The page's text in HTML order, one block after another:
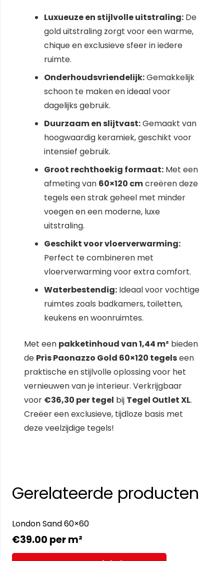
Luxueuze en stijlvolle uitstraling: De
gold uitstraling zorgt voor een warme,
chique en exclusieve sfeer in iedere
ruimte.
Onderhoudsvriendelijk:Gemakkelijk
schoon te maken en ideaal voor
dagelijks gebruik.
Duurzaam en slijtvast:Gemaakt van
hoogwaardig keramiek, geschikt voor
intensief gebruik.
Groot rechthoekig formaat: Met een
afmeting van 60×120 cmcreëren deze
tegels een strak geheel met minder
voegen en een moderne, luxe
uitstraling.
Geschikt voor vloerverwarming:
Perfect te combineren met
vloerverwarming voor extra comfort.
Waterbestendig: Ideaal voor vochtige
ruimtes zoals badkamers, toiletten,
keukens en woonruimtes.
Met een pakketinhoud van 1,44 m² bieden
de Pris Paonazzo Gold 60×120 tegelseen
praktische en stijlvolle oplossing voor het
vernieuwen van je interieur. Verkrijgbaar
voor €36,30 per tegel bij Tegel Outlet XL.
Creëer een exclusieve, tijdloze basis met
deze veelzijdige tegels!
Gerelateerde producten
London Sand 60×60
€39.00 per m²